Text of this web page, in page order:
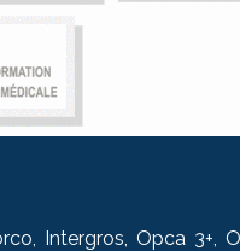
Intergros, Opca 3+,